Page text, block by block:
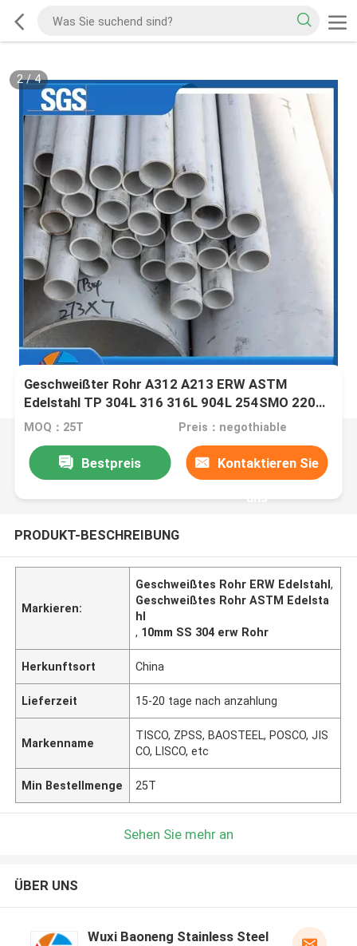
2/4
Geschweißter Rohr A312 A213 ERW ASTM
Edelstahl TP 304L 316 316L 904L 254SMO 2205
2507
MOQ：25T Preis：negothiable
Bestpreis Kontaktieren Sie
uns
PRODUKT-BESCHREIBUNG
Markieren:
Geschweißtes Rohr ERW Edelstahl,
Geschweißtes Rohr ASTM Edelsta
hl
, 10mm SS 304 erw Rohr
Herkunftsort China
Lieferzeit 15-20 tage nach anzahlung
Markenname
TISCO, ZPSS, BAOSTEEL, POSCO, JIS
CO, LISCO, etc
Min Bestellmenge 25T
Sehen Sie mehr an
ÜBER UNS
Wuxi Baoneng Stainless Steel